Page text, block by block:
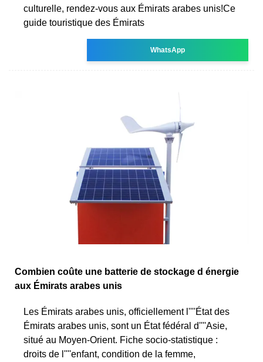
culturelle, rendez-vous aux Émirats arabes unis!Ce
guide touristique des Émirats
WhatsApp
Combien coûte une batterie de stockage d énergie
aux Émirats arabes unis
Les Émirats arabes unis, officiellement l''''État des
Émirats arabes unis, sont un État fédéral d''''Asie,
situé au Moyen-Orient. Fiche socio-statistique :
droits de l''''enfant, condition de la femme,